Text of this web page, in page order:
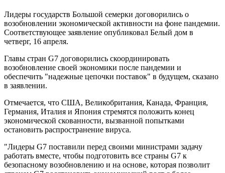
Лидеры государств Большой семерки договорились о
возобновлении экономической активности на фоне пандемии.
Соответствующее заявление опубликовал Белый дом в
четверг, 16 апреля.
Главы стран G7 договорились скоординировать
возобновление своей экономики после пандемии и
обеспечить "надежные цепочки поставок" в будущем, сказано
в заявлении.
Отмечается, что США, Великобритания, Канада, Франция,
Германия, Италия и Япония стремятся положить конец
экономической скованности, вызванной попытками
остановить распространение вируса.
"Лидеры G7 поставили перед своими министрами задачу
работать вместе, чтобы подготовить все страны G7 к
безопасному возобновлению и на основе, которая позволит